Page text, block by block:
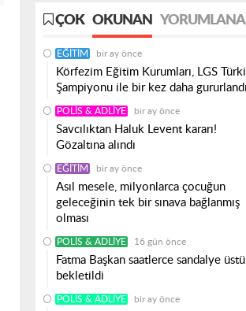
ÇOK OKUNAN
EĞITIM bir ay önce
Körfezim Eğitim Kurumları, LGS
Şampiyonu ile bir kez daha gururlandı
POLIS & ADLIYE bir ay önce
Savcılıktan Haluk Levent kararı!
Gözaltına alındı
EĞITIM bir ay önce
Asıl mesele, milyonlarca çocuğun
geleceğinin tek bir sınava bağlanmış
olması
POLIS & ADLIYE 16 gün önce
Fatma Başkan saatlerce sandalye
bekletildi
POLIS & ADLIYE bir ay önce